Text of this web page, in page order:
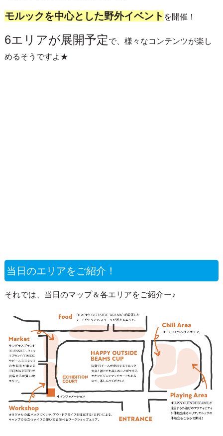
モルックを中心とした野外イベント を開催！
6エリアが展開予定で、様々なコンテンツが楽し
めるそうですよ★
当日のエリアをご紹介！
それでは、当日のマップ＆各エリアをご紹介ー♪